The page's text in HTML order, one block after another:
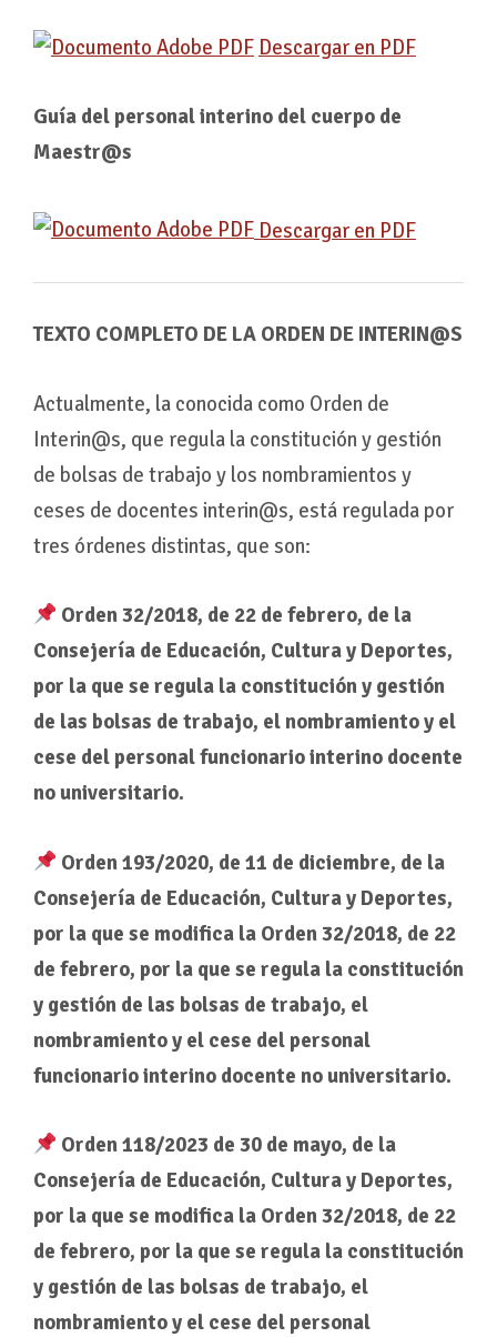
Descargar en PDF
Guía del personal interino del cuerpo de
Maestr@s
Descargar en PDF
TEXTO COMPLETO DE LA ORDEN DE INTERIN@S
Actualmente, la conocida como Orden de
Interin@s, que regula la constitución y gestión
de bolsas de trabajo y los nombramientos y
ceses de docentes interin@s, está regulada por
tres órdenes distintas, que son:
Orden 32/2018, de 22 de febrero, de la
Consejería de Educación, Cultura y Deportes,
por la que se regula la constitución y gestión
de las bolsas de trabajo, el nombramiento y el
cese del personal funcionario interino docente
no universitario.
Orden 193/2020, de 11 de diciembre, de la
Consejería de Educación, Cultura y Deportes,
por la que se modifica la Orden 32/2018, de 22
de febrero, por la que se regula la constitución
y gestión de las bolsas de trabajo, el
nombramiento y el cese del personal
funcionario interino docente no universitario.
Orden 118/2023 de 30 de mayo, de la
Consejería de Educación, Cultura y Deportes,
por la que se modifica la Orden 32/2018, de 22
de febrero, por la que se regula la constitución
y gestión de las bolsas de trabajo, el
nombramiento y el cese del personal